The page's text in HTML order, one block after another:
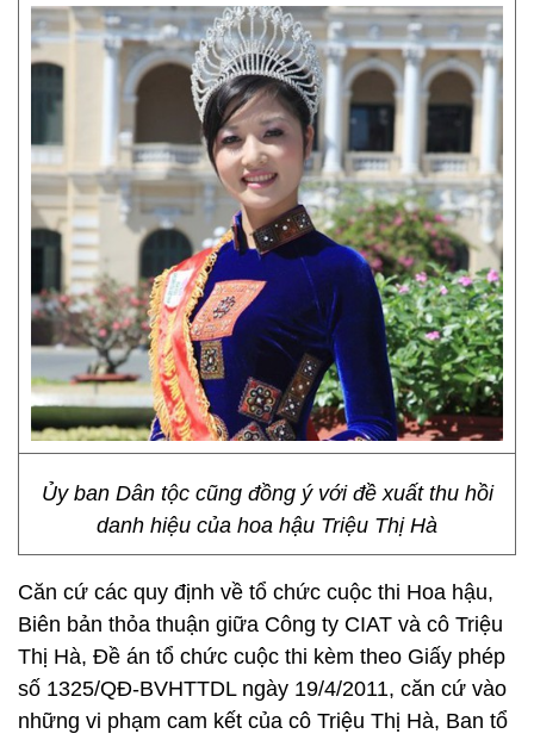
Ủy ban Dân tộc cũng đồng ý với đề xuất thu hồi
danh hiệu của hoa hậu Triệu Thị Hà
Căn cứ các quy định về tổ chức cuộc thi Hoa hậu,
Biên bản thỏa thuận giữa Công ty CIAT và cô Triệu
Thị Hà, Đề án tổ chức cuộc thi kèm theo Giấy phép
số 1325/QĐ-BVHTTDL ngày 19/4/2011, căn cứ vào
những vi phạm cam kết của cô Triệu Thị Hà, Ban tổ